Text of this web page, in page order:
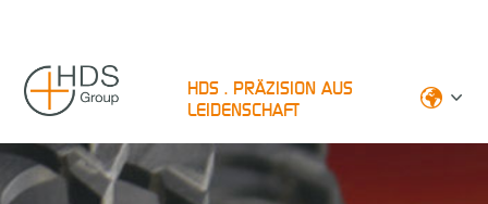
HDS . PRÄZISION AUS
LEIDENSCHAFT